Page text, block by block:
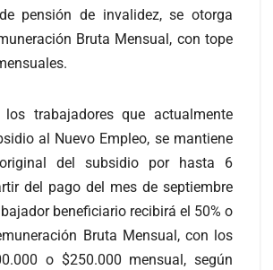
pensión de invalidez, se otorga
Bruta Mensual, con tope
trabajadores que actualmente
al Nuevo Empleo, se mantiene
del subsidio por hasta 6
del pago del mes de septiembre
beneficiario recibirá el 50% o
Bruta Mensual, con los
o $250.000 mensual, según